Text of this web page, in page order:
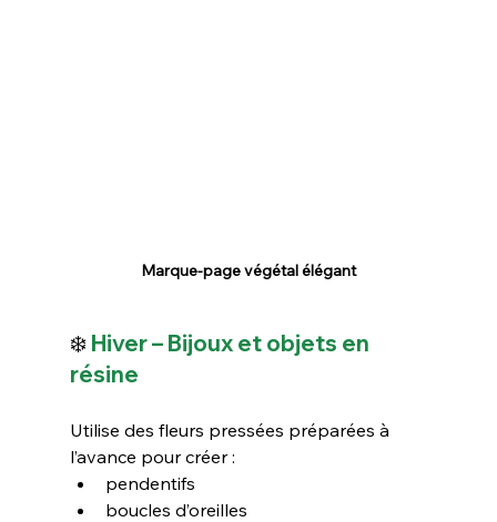
Marque-page végétal élégant
❄️ Hiver – Bijoux et objets en
résine
Utilise des fleurs pressées préparées à
l’avance pour créer :
pendentifs
boucles d’oreilles